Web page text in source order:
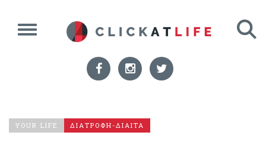
YOUR LIFE ΔΙΑΤΡΟΦΗ-ΔΙΑΙΤΑ